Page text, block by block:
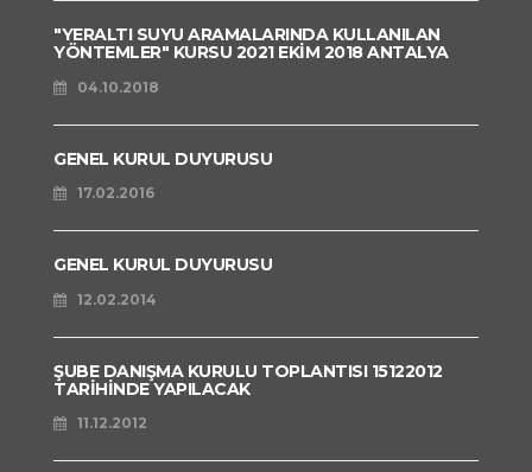
"YERALTI SUYU ARAMALARINDA KULLANILAN
YÖNTEMLER" KURSU 2021 EKİM 2018 ANTALYA
04.10.2018
GENEL KURUL DUYURUSU
17.02.2016
GENEL KURUL DUYURUSU
12.02.2014
ŞUBE DANIŞMA KURULU TOPLANTISI 15122012
TARİHİNDE YAPILACAK
11.12.2012